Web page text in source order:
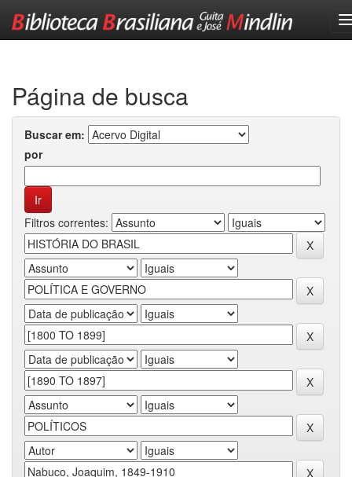
Página de busca
Buscar em:
por
Filtros correntes: